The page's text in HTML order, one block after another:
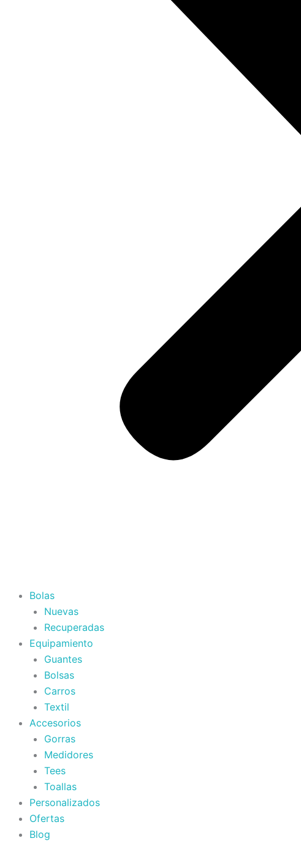
Bolas
Nuevas
Recuperadas
Equipamiento
Guantes
Bolsas
Carros
Textil
Accesorios
Gorras
Medidores
Tees
Toallas
Personalizados
Ofertas
Blog